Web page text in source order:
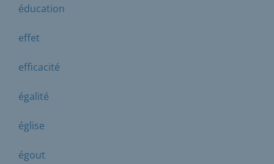
éducation
effet
efficacité
égalité
église
égout